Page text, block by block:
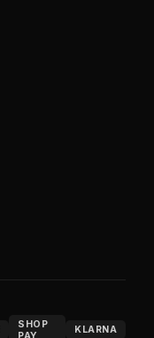
SHOP
PAY
KLARNA